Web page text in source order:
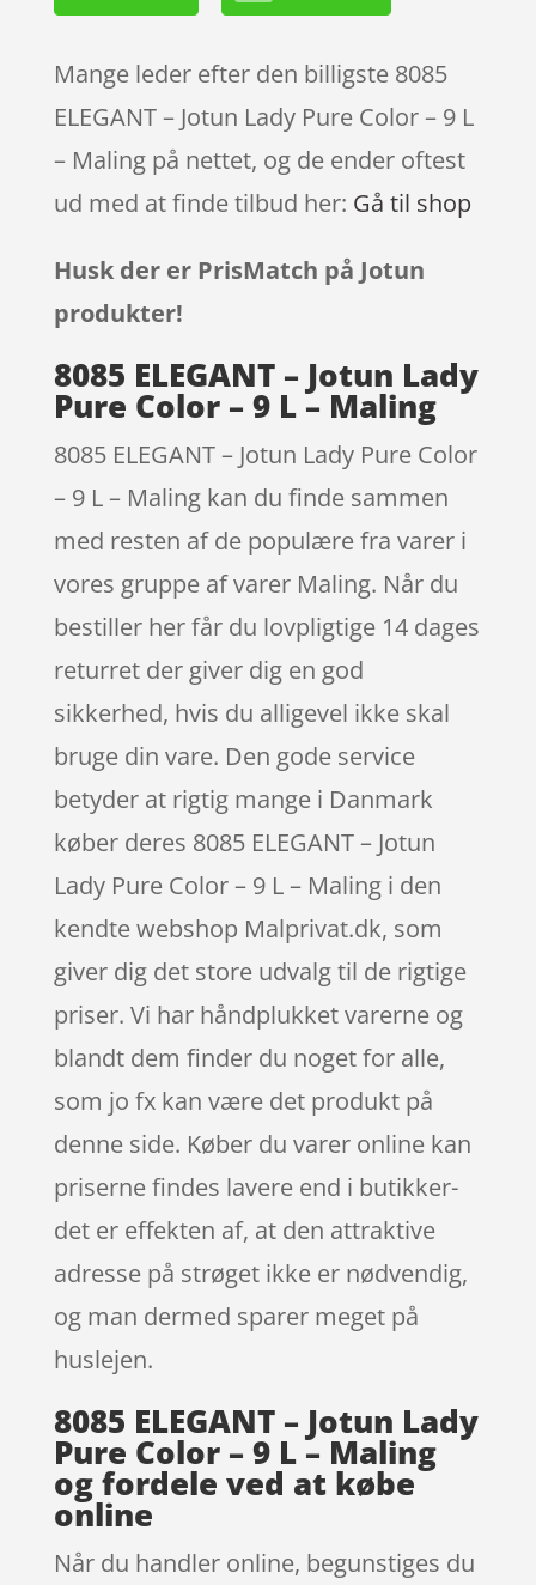
Mange leder efter den billigste 8085
ELEGANT – Jotun Lady Pure Color – 9 L
– Maling på nettet, og de ender oftest
ud med at finde tilbud her: Gå til shop
Husk der er PrisMatch på Jotun
produkter!
8085 ELEGANT – Jotun Lady
Pure Color – 9 L – Maling
8085 ELEGANT – Jotun Lady Pure Color
– 9 L – Maling kan du finde sammen
med resten af de populære fra varer i
vores gruppe af varer Maling. Når du
bestiller her får du lovpligtige 14 dages
returret der giver dig en god
sikkerhed, hvis du alligevel ikke skal
bruge din vare. Den gode service
betyder at rigtig mange i Danmark
køber deres 8085 ELEGANT – Jotun
Lady Pure Color – 9 L – Maling i den
kendte webshop Malprivat.dk, som
giver dig det store udvalg til de rigtige
priser. Vi har håndplukket varerne og
blandt dem finder du noget for alle,
som jo fx kan være det produkt på
denne side. Køber du varer online kan
priserne findes lavere end i butikker-
det er effekten af, at den attraktive
adresse på strøget ikke er nødvendig,
og man dermed sparer meget på
huslejen.
8085 ELEGANT – Jotun Lady
Pure Color – 9 L – Maling
og fordele ved at købe
online
Når du handler online, begunstiges du